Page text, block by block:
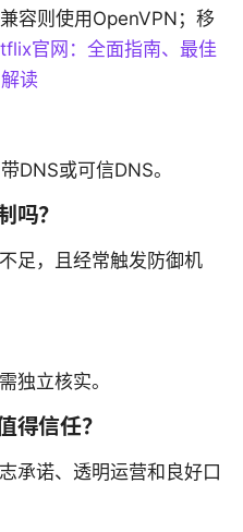
容则使用OpenVPN；移
官网：全面指南、最佳
读
DNS或可信DNS。
吗？
足，且经常触发防御机
独立核实。
得信任？
承诺、透明运营和良好口